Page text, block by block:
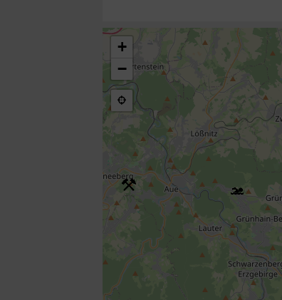
+
−